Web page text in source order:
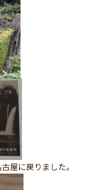
屋に戻りました。